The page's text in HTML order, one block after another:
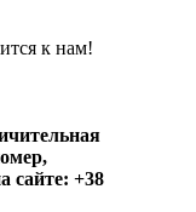
к нам!
сайте: +38